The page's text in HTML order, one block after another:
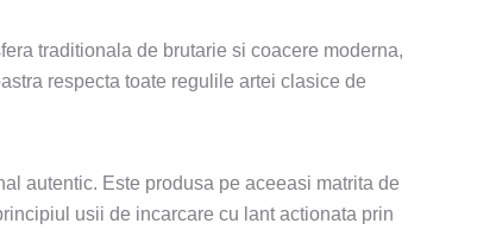
traditionala de brutarie si coacere moderna,
respecta toate regulile artei clasice de
autentic. Este produsa pe aceeasi matrita de
usii de incarcare cu lant actionata prin